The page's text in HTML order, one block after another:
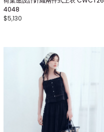
4048
$5,130